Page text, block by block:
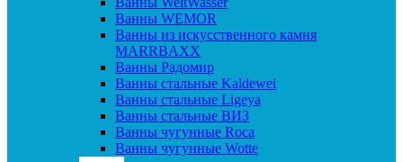
Ванны WEMOR
Ванны из искусственного камня
MARRBAXX
Ванны Радомир
Ванны стальные Kaldewei
Ванны стальные Ligeya
Ванны стальные ВИЗ
Ванны чугунные Roca
Ванны чугунные Wotte